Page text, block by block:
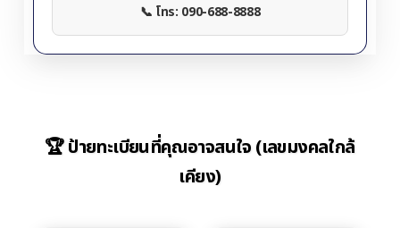
📞 โทร: 090-688-8888
🏆 ป้ายทะเบียนที่คุณอาจสนใจ (เลขมงคลใกล้
เคียง)